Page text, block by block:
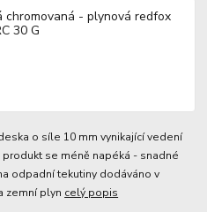
o síle 10 mm vynikající vedení
se méně napéká - snadné
odpadní tekutiny dodáváno v
zemní plyn celý popis